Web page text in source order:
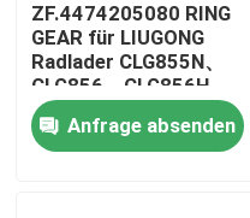
ZF.4474205080 RING
GEAR für LIUGONG
Radlader CLG855N、
CLG856、CLG856H、
CLG835、CLG842
Getriebe
4WG180/4WG200
Anfrage absenden